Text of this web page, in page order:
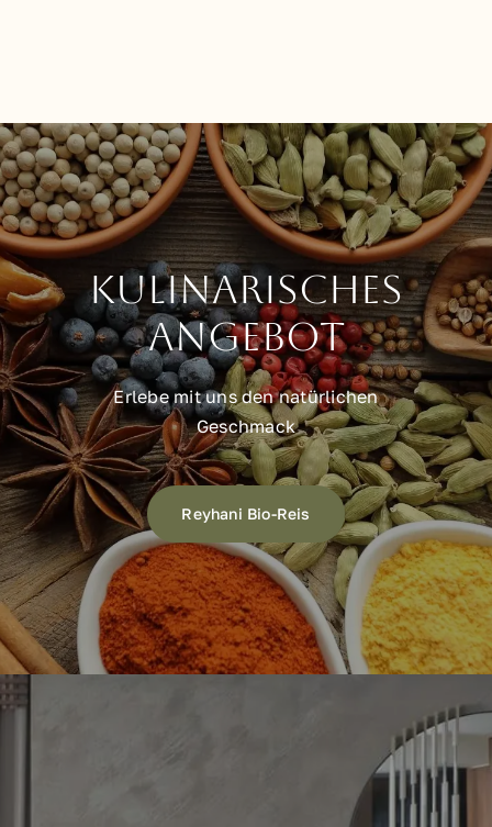
Kulinarisches
Angebot
Erlebe mit uns den natürlichen
Geschmack
Reyhani Bio-Reis